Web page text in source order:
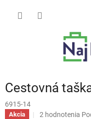
Cestovná
6915-14
Akcia
Priemerné
2 hodnotenia